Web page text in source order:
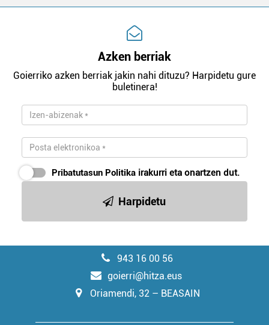
Azken berriak
Goierriko azken berriak jakin nahi dituzu? Harpidetu gure
buletinera!
Pribatutasun Politika irakurri eta onartzen dut.
Harpidetu
943 16 00 56
goierri@hitza.eus
Oriamendi, 32 – BEASAIN